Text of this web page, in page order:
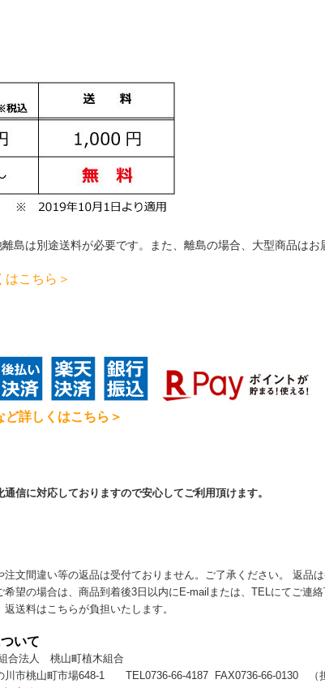
島は別途送料が必要です。 また、離島の場合、大型商品はお
はこちら＞
詳しくはこちら＞
信に対応しておりますので安心してご利用頂けます。
注文間違い等の返品は受付ておりません。ご了承ください。 返品
希望の場合は、商品到着後3日以内にE-mailまたは、TELにてご連
送料はこちらが負担いたします。
いて
法人 桃山町植木組合
川市桃山町市場648-1 TEL0736-66-4187 FAX0736-66-0130 （